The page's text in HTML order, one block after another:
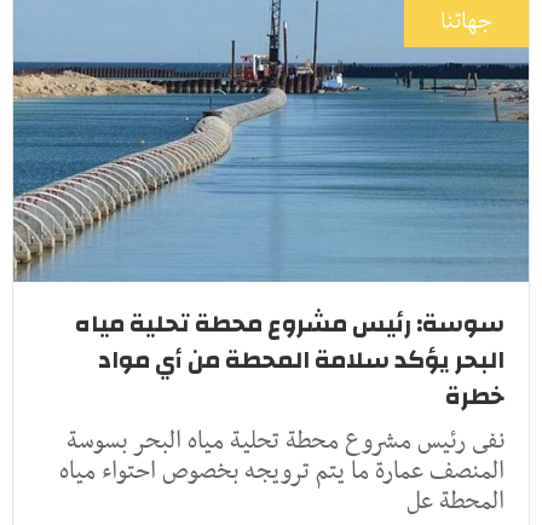
جهاتنا
سوسة: رئيس مشروع محطة تحلية مياه
البحر يؤكد سلامة المحطة من أي مواد
خطرة
نفى رئيس مشروع محطة تحلية مياه البحر بسوسة
المنصف عمارة ما يتم ترويجه بخصوص احتواء مياه
المحطة عل